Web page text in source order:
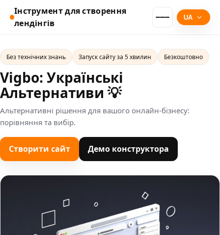
Інструмент для створення
лендінгів
UA
Без технічних знань Запуск сайту за 5 хвилин Безкоштовно
Vigbo: Українські
Альтернативи 💡
Альтернативні рішення для вашого онлайн-бізнесу:
порівняння та вибір.
Створити сайт Демо конструктора